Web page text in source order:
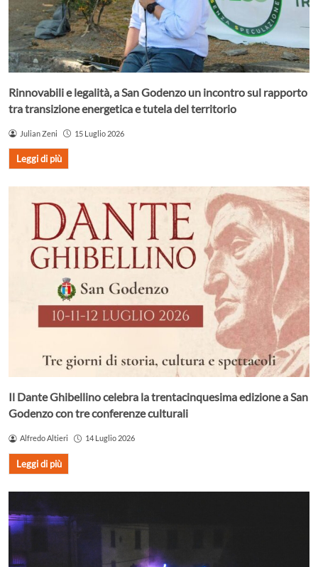
Rinnovabili e legalità, a San Godenzo un incontro sul rapporto
tra transizione energetica e tutela del territorio
Julian Zeni 15 Luglio 2026
Leggi di più
Il Dante Ghibellino celebra la trentacinquesima edizione a San
Godenzo con tre conferenze culturali
Alfredo Altieri 14 Luglio 2026
Leggi di più